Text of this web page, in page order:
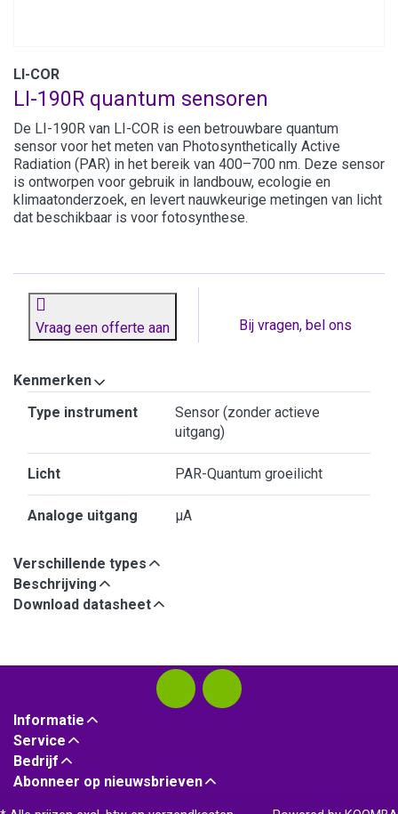
LI-COR
LI-190R quantum sensoren
De LI-190R van LI-COR is een betrouwbare quantum
sensor voor het meten van Photosynthetically Active
Radiation (PAR) in het bereik van 400–700 nm. Deze sensor
is ontworpen voor gebruik in landbouw, ecologie en
klimaatonderzoek, en levert nauwkeurige metingen van licht
dat beschikbaar is voor fotosynthese.
Vraag een offerte aan Bij vragen, bel ons
Kenmerken
Type instrument
Sensor (zonder actieve
uitgang)
Licht PAR-Quantum groeilicht
Analoge uitgang µA
Verschillende types
Beschrijving
Download datasheet
Informatie
Service
Bedrijf
Abonneer op nieuwsbrieven